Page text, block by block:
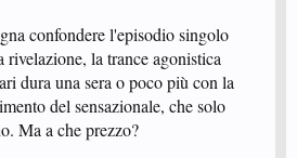
confondere l'episodio singolo
la trance agonistica
dura una sera o poco più con la
del sensazionale, che solo
Ma a che prezzo?